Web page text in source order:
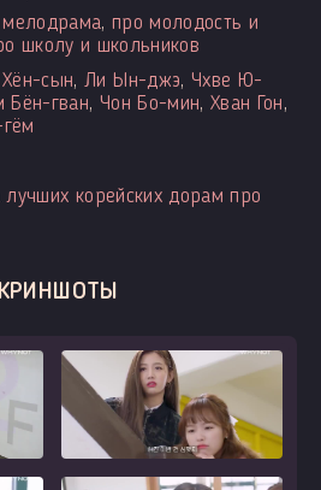
мелодрама, про молодость и
школу и школьников
сын,Ли Ын-джэ, Чхве Ю-
Бён-гван, Чон Бо-мин, Хван Гон,
лучших корейских дорам про